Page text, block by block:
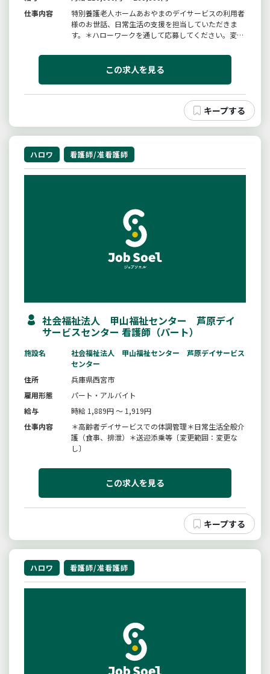
仕事内容
特別養護老人ホームあおやまのデイサービスの利用者
様のお世話、日常生活の支援を担当していただきま
す。＊ハローワークを通して応募してください。変更
この求人を見る
ハロワ 看護師/准看護師
社会福祉法人 甲山福祉センター 芦原デイ
サービスセンター 看護師（パート）
施設名
社会福祉法人 甲山福祉センター 芦原デイサービス
センター
住所
兵庫県西宮市
雇用形態
パート・アルバイト
給与
時給 1,889円 ～ 1,919円
仕事内容
＊高齢者デイサービスでの体調管理＊日常生活全般介
護（食事、排泄）＊送迎添乗等〔変更範囲：変更な
し〕
この求人を見る
ハロワ 看護師/准看護師